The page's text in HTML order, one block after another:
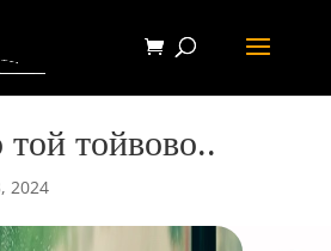
той тойвово..
2024